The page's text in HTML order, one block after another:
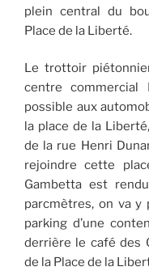
plein central du
Place de la Liberté.
Le trottoir
centre
possible aux
la place de la
de la rue Henri
rejoindre cette
Gambetta est
parcmètres, on va y
parking d’une
derrière le café des
de la Place de la